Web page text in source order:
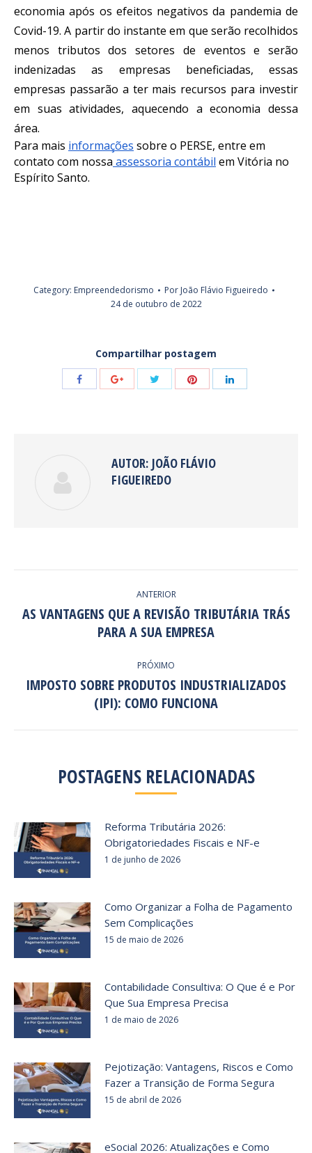
economia após os efeitos negativos da pandemia de
Covid-19. A partir do instante em que serão recolhidos
menos tributos dos setores de eventos e serão
indenizadas as empresas beneficiadas, essas
empresas passarão a ter mais recursos para investir
em suas atividades, aquecendo a economia dessa
área.
Para mais informações sobre o PERSE, entre em
contato com nossa assessoria contábil em Vitória no
Espírito Santo.
Category: Empreendedorismo Por João Flávio Figueiredo
24 de outubro de 2022
Compartilhar postagem
AUTOR: JOÃO FLÁVIO
FIGUEIREDO
DE
ANTERIOR
Post
anterior:
AS VANTAGENS QUE A REVISÃO TRIBUTÁRIA TRÁS
PARA A SUA EMPRESA
PRÓXIMO
Próximo
post:
IMPOSTO SOBRE PRODUTOS INDUSTRIALIZADOS
(IPI): COMO FUNCIONA
POSTAGENS RELACIONADAS
Reforma Tributária 2026:
Obrigatoriedades Fiscais e NF-e
1 de junho de 2026
Como Organizar a Folha de Pagamento
Sem Complicações
15 de maio de 2026
Contabilidade Consultiva: O Que é e Por
Que Sua Empresa Precisa
1 de maio de 2026
Pejotização: Vantagens, Riscos e Como
Fazer a Transição de Forma Segura
15 de abril de 2026
eSocial 2026: Atualizações e Como